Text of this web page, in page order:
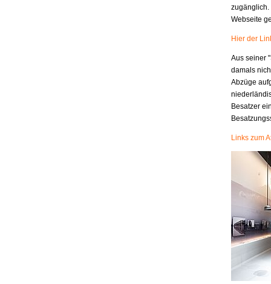
zugänglich.
Webseite
Hier der
Aus seiner
damals
Abzüge
Besatzer
Links zum